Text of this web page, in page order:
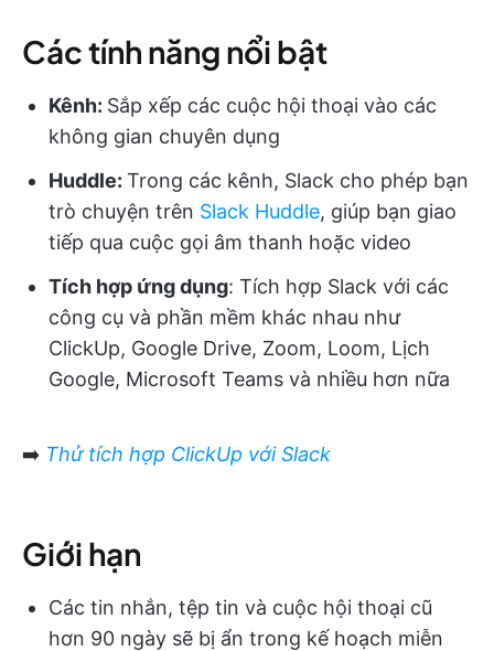
Các tính năng nổi bật
Kênh: Sắp xếp các cuộc hội thoại vào các
không gian chuyên dụng
Huddle: Trong các kênh, Slack cho phép bạn
trò chuyện trên Slack Huddle, giúp bạn giao
tiếp qua cuộc gọi âm thanh hoặc video
Tích hợp ứng dụng: Tích hợp Slack với các
công cụ và phần mềm khác nhau như
ClickUp, Google Drive, Zoom, Loom, Lịch
Google, Microsoft Teams và nhiều hơn nữa
➡️ Thử tích hợp ClickUp với Slack
Giới hạn
Các tin nhắn, tệp tin và cuộc hội thoại cũ
hơn 90 ngày sẽ bị ẩn trong kế hoạch miễn